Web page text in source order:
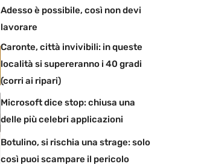
Adesso è possibile, così non devi
lavorare
Caronte, città invivibili: in queste
località si supereranno i 40 gradi
(corri ai ripari)
Microsoft dice stop: chiusa una
delle più celebri applicazioni
Botulino, si rischia una strage: solo
così puoi scampare il pericolo